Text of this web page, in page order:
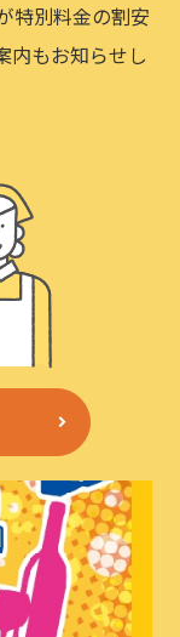
特別料金の割安
内もお知らせし